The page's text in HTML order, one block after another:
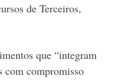
de Terceiros,
que “integram
com compromisso